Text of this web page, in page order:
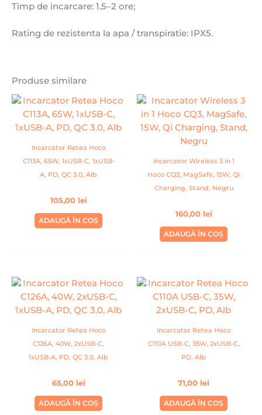
Timp de incarcare: 1.5–2 ore;
Rating de rezistenta la apa / transpiratie: IPX5.
Produse similare
Incarcator Retea Hoco
C113A, 65W, 1xUSB-C, 1xUSB-
A, PD, QC 3.0, Alb
105,00 lei
ADAUGĂ ÎN COȘ
Incarcator Wireless 3 in 1
Hoco CQ3, MagSafe, 15W, Qi
Charging, Stand, Negru
160,00 lei
ADAUGĂ ÎN COȘ
Incarcator Retea Hoco
C126A, 40W, 2xUSB-C,
1xUSB-A, PD, QC 3.0, Alb
65,00 lei
ADAUGĂ ÎN COȘ
Incarcator Retea Hoco
C110A USB-C, 35W, 2xUSB-C,
PD, Alb
71,00 lei
ADAUGĂ ÎN COȘ